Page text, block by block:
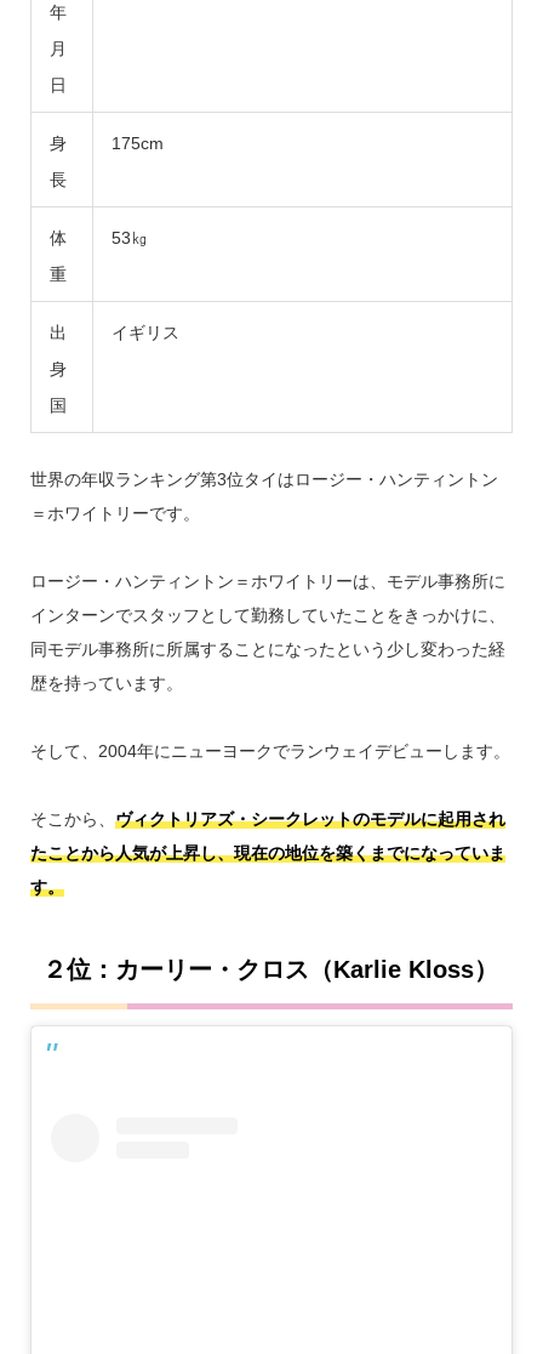
年
月
日
身
長
175cm
体
重
53㎏
出
身
国
イギリス
世界の年収ランキング第3位タイはロージー・ハンティントン
＝ホワイトリーです。
ロージー・ハンティントン＝ホワイトリーは、モデル事務所に
インターンでスタッフとして勤務していたことをきっかけに、
同モデル事務所に所属することになったという少し変わった経
歴を持っています。
そして、2004年にニューヨークでランウェイデビューします。
そこから、 ヴィクトリアズ・シークレットのモデルに起用され
たことから人気が上昇し、現在の地位を築くまでになっていま
す。
２位：カーリー・クロス（Karlie Kloss）